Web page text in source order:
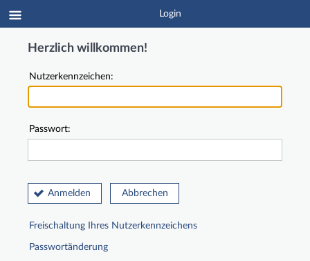
Login
Herzlich willkommen!
Nutzerkennzeichen:
Passwort:
Anmelden Abbrechen
Freischaltung Ihres Nutzerkennzeichens
Passwortänderung